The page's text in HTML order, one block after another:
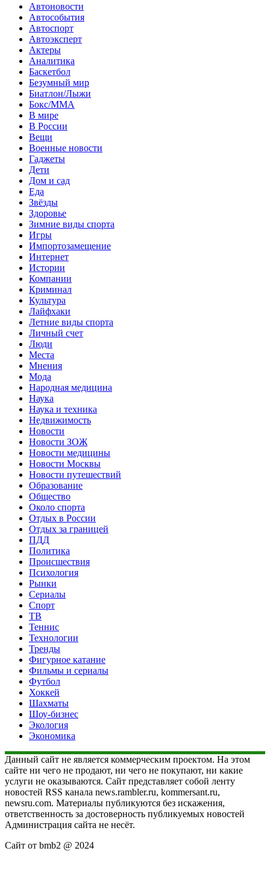
Автоновости
Автособытия
Автоспорт
Автоэксперт
Актеры
Аналитика
Баскетбол
Безумный мир
Биатлон/Лыжи
Бокс/MMA
В мире
В России
Вещи
Военные новости
Гаджеты
Дети
Дом и сад
Еда
Звёзды
Здоровье
Зимние виды спорта
Игры
Импортозамещение
Интернет
Истории
Компании
Криминал
Культура
Лайфхаки
Летние виды спорта
Личный счет
Люди
Места
Мнения
Мода
Народная медицина
Наука
Наука и техника
Недвижимость
Новости
Новости ЗОЖ
Новости медицины
Новости Москвы
Новости путешествий
Образование
Общество
Около спорта
Отдых в России
Отдых за границей
ПДД
Политика
Происшествия
Психология
Рынки
Сериалы
Спорт
ТВ
Теннис
Технологии
Тренды
Фигурное катание
Фильмы и сериалы
Футбол
Хоккей
Шахматы
Шоу-бизнес
Экология
Экономика
Данный сайт не является коммерческим проектом. На этом
сайте ни чего не продают, ни чего не покупают, ни какие
услуги не оказываются. Сайт представляет собой ленту
новостей RSS канала news.rambler.ru, kommersant.ru,
newsru.com. Материалы публикуются без искажения,
ответственность за достоверность публикуемых новостей
Администрация сайта не несёт.
Сайт от bmb2 @ 2024